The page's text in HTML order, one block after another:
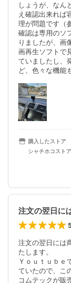
しょうが、なん
え確認出来れば
理が問題です（
確認は専用のソ
りましたが、画
画再生ソフトで
ていましたし、
ど、色々な機能
購入したストア
シャチホコストア
注文の翌日には
たします。
Ｙｏｕｔｕｂｅ
ていたので、こ
コムテックが販